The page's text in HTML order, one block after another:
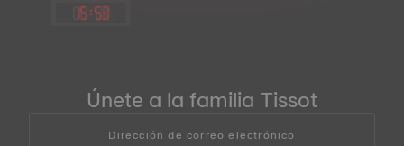
15:53
Únete a la familia Tissot
Dirección de correo electrónico